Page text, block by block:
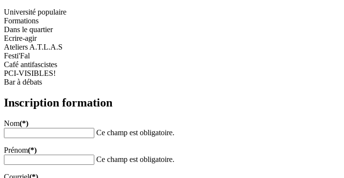
Université populaire
Formations
Dans le quartier
Ecrire-agir
Ateliers A.T.L.A.S
Festi'Fal
Café antifascistes
PCI-VISIBLES!
Bar à débats
Inscription formation
Nom(*)
Ce champ est obligatoire.
Prénom(*)
Ce champ est obligatoire.